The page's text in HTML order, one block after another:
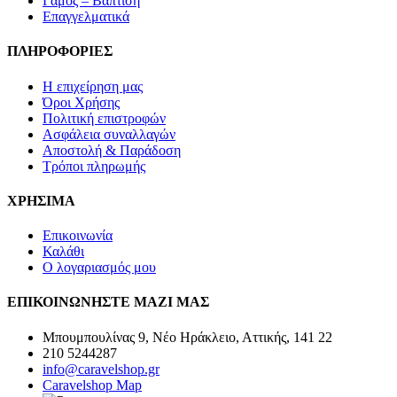
Επαγγελματικά
ΠΛΗΡΟΦΟΡΙΕΣ
Η επιχείρηση μας
Όροι Χρήσης
Πολιτική επιστροφών
Ασφάλεια συναλλαγών
Αποστολή & Παράδοση
Τρόποι πληρωμής
ΧΡΗΣΙΜΑ
Επικοινωνία
Καλάθι
Ο λογαριασμός μου
ΕΠΙΚΟΙΝΩΝΗΣΤΕ ΜΑΖΙ ΜΑΣ
Μπουμπουλίνας 9, Νέο Ηράκλειο, Αττικής, 141 22
210 5244287
info@caravelshop.gr
Caravelshop Map